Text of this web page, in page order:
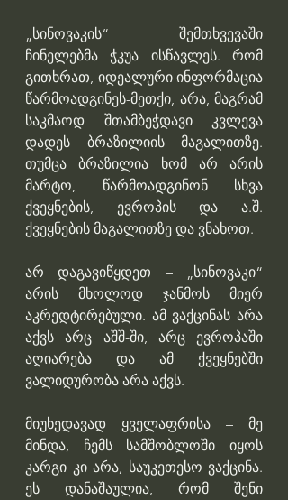
„სინოვაკის“ შემთხვევაში
ჩინელებმა ჭკუა ისწავლეს. რომ
გითხრათ, იდეალური ინფორმაცია
წარმოადგინეს-მეთქი, არა, მაგრამ
საკმაოდ შთამბეჭდავი კვლევა
დადეს ბრაზილიის მაგალითზე.
თუმცა ბრაზილია ხომ არ არის
მარტო, წარმოადგინონ სხვა
ქვეყნების, ევროპის და ა.შ.
ქვეყნების მაგალითზე და ვნახოთ.
არ დაგავიწყდეთ – „სინოვაკი“
არის მხოლოდ ჯანმოს მიერ
აკრედტირებული. ამ ვაქცინას არა
აქვს არც აშშ-ში, არც ევროპაში
აღიარება და ამ ქვეყნებში
ვალიდურობა არა აქვს.
მიუხედავად ყველაფრისა – მე
მინდა, ჩემს სამშობლოში იყოს
კარგი კი არა, საუკეთესო ვაქცინა.
ეს დანაშაულია, რომ შენი